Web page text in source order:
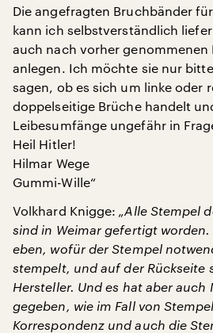
Die angefragten Bruchbänder
kann ich selbstverständlich
auch nach vorher genommenen
anlegen. Ich möchte sie nur
sagen, ob es sich um linke oder
doppelseitige Brüche handelt
Leibesumfänge ungefähr in
Heil Hitler!
Hilmar Wege
Gummi-Wille“
Volkhard Knigge: „Alle Stempel
sind in Weimar gefertigt
eben, wofür der Stempel
stempelt, und auf der Rückseite
Hersteller. Und es hat aber auch
gegeben, wie im Fall von
Korrespondenz und auch die